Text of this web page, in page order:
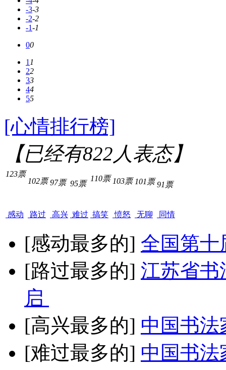
-3-3
-2-2
-1-1
00
11
22
33
44
55
[心情排行榜]
【已经有822人表态】
123票
感动
102票
路过
97票
高兴
95票
难过
110票
搞笑
103票
愤怒
101票
无聊
91票
同情
[感动最多的] 全国第十
[路过最多的] 江苏省书
启
[高兴最多的] 中国书法
[难过最多的] 中国书法